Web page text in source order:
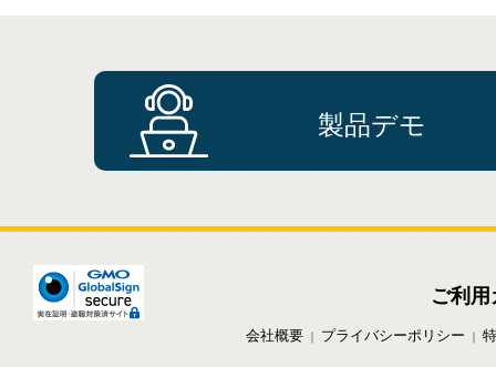
製品デモ
ご利
会社概要｜ プライバシーポリシー ｜